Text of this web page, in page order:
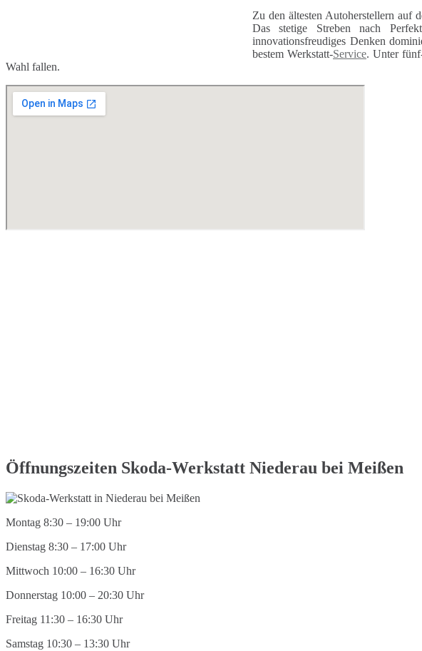
Zu den ältesten Autoherstellern auf
Das stetige Streben nach
innovationsfreudiges Denken
bestem Werkstatt-Service. Unter
Wahl fallen.
Öffnungszeiten Skoda-Werkstatt Niederau bei Meißen
Montag 8:30 – 19:00 Uhr
Dienstag 8:30 – 17:00 Uhr
Mittwoch 10:00 – 16:30 Uhr
Donnerstag 10:00 – 20:30 Uhr
Freitag 11:30 – 16:30 Uhr
Samstag 10:30 – 13:30 Uhr